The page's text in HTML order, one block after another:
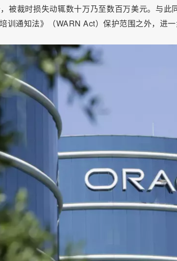
被裁时损失动辄数十万乃至数百万美元。与此
训通知法》（WARN Act）保护范围之外，进一